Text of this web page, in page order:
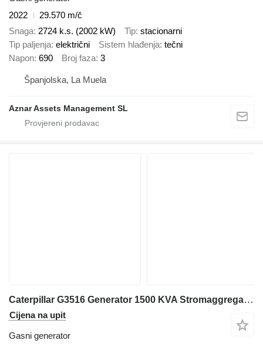
2022
29.570 m/č
Snaga 2724 k.s. (2002 kW) Tip stacionarni
Tip paljenja električni Sistem hlađenja tečni
Napon 690 Broj faza 3
Španjolska, La Muela
Aznar Assets Management SL
Caterpillar G3516 Generator 1500 KVA Stromaggregat GAS 1200 KW
Cijena na upit
Gasni generator